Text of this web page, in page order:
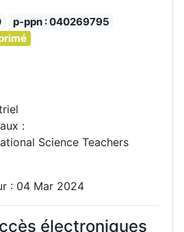
p-ppn : 040269795
:
Science Teachers
: 04 Mar 2024
électroniques